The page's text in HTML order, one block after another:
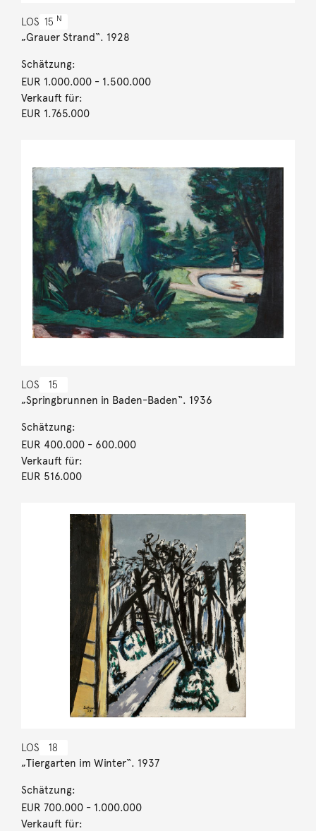
LOS 15 N
„Grauer Strand“. 1928
Schätzung:
EUR 1.000.000- 1.500.000
Verkauft für:
EUR 1.765.000
LOS 15
„Springbrunnen in Baden-Baden“. 1936
Schätzung:
EUR 400.000- 600.000
Verkauft für:
EUR 516.000
LOS 18
„Tiergarten im Winter“. 1937
Schätzung:
EUR 700.000- 1.000.000
Verkauft für: